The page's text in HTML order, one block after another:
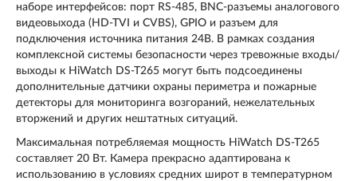
наборе интерфейсов: порт RS-485, BNC-разъемы аналогового
видеовыхода (HD-TVI и CVBS), GPIO и разъем для
подключения источника питания 24В. В рамках создания
комплексной системы безопасности через тревожные входы/
выходы к HiWatch DS-T265 могут быть подсоединены
дополнительные датчики охраны периметра и пожарные
детекторы для мониторинга возгораний, нежелательных
вторжений и других нештатных ситуаций.
Максимальная потребляемая мощность HiWatch DS-T265
составляет 20 Вт. Камера прекрасно адаптирована к
использованию в условиях средних широт в температурном